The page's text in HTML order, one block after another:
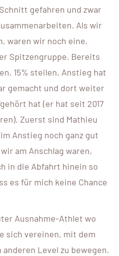
gefahren und zwar
Als wir
waren wir noch eine,
Spitzengruppe. Bereits
15% steilen, Anstieg hat
gemacht und dort weiter
hat (er hat seit 2017
Zuerst sind Mathieu
Anstieg noch ganz gut
am Anschlag waren,
in die Abfahrt hinein so
es für mich keine Chance
Ausnahme-Athlet wo
sich vereinen, mit dem
Level zu bewegen.